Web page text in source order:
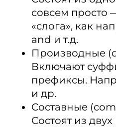
совсем просто
«слога», как
and и т.д.
Производные
Включают
префиксы.
и др.
Составные
Состоят из